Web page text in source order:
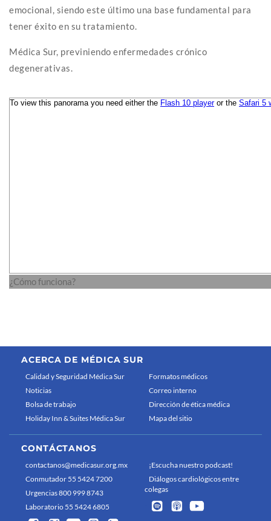
emocional, siendo este último una base fundamental para
tener éxito en su tratamiento.
Médica Sur, previniendo enfermedades crónico
degenerativas.
¿Cómo funciona?
ACERCA DE MÉDICA SUR
Calidad y Seguridad Médica Sur
Noticias
Bolsa de trabajo
Holiday Inn & Suites Médica Sur
Formatos médicos
Correo interno
Dirección de ética médica
Mapa del sitio
CONTÁCTANOS
contactanos@medicasur.org.mx
Conmutador 55 5424 7200
Urgencias 800 999 8743
Laboratorio 55 5424 6805
¡Escucha nuestro podcast!
Diálogos cardiológicos entre
colegas